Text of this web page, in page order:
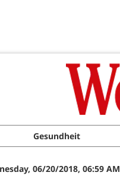
Gesundheit
06/20/2018, 06:59 AM